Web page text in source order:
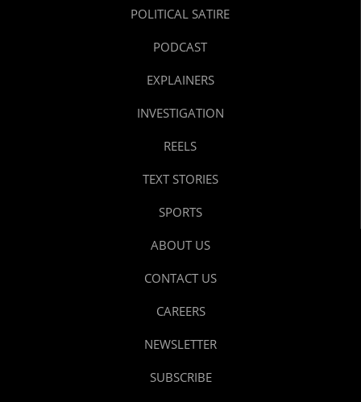
POLITICAL SATIRE
PODCAST
EXPLAINERS
INVESTIGATION
REELS
TEXT STORIES
SPORTS
ABOUT US
CONTACT US
CAREERS
NEWSLETTER
SUBSCRIBE